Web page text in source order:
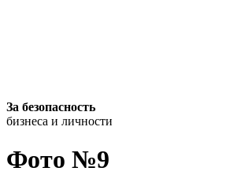
За безопасность
бизнеса и личности
Фото №9